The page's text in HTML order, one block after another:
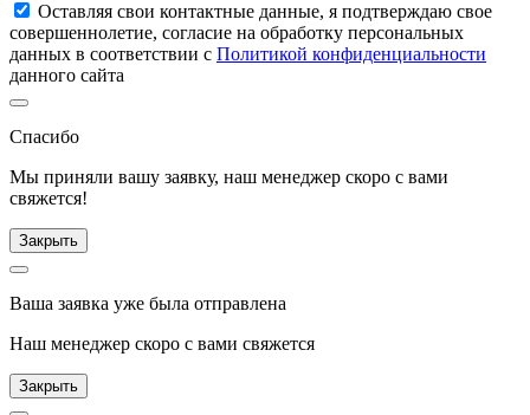
Оставляя свои контактные данные, я подтверждаю свое
совершеннолетие, согласие на обработку персональных
данных в соответствии с Политикой конфиденциальности
данного сайта
Спасибо
Мы приняли вашу заявку, наш менеджер скоро с вами
свяжется!
Закрыть
Ваша заявка уже была отправлена
Наш менеджер скоро с вами свяжется
Закрыть